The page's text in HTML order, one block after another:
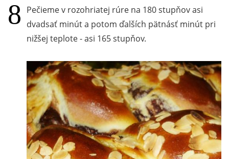
Pečieme v rozohriatej rúre na 180 stupňov asi
dvadsať minút a potom ďalších pätnásť minút pri
nižšej teplote - asi 165 stupňov.